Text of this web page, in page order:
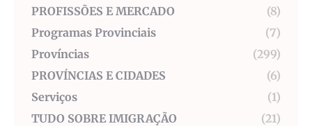
PROFISSÕES E MERCADO
(8)
Programas Provinciais
(7)
Províncias
(299)
PROVÍNCIAS E CIDADES
(6)
Serviços
(1)
TUDO SOBRE IMIGRAÇÃO
(21)